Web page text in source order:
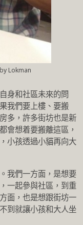
Lokman
身和社區未來的問
我們要上樓、要搬
多，許多街坊也是新
會想着要搬離這區，
小孩透過小貓再向大
我們一方面，是想要
一起參與社區，到重
面，也是想跟街坊一
到就讓小孩和大人坐